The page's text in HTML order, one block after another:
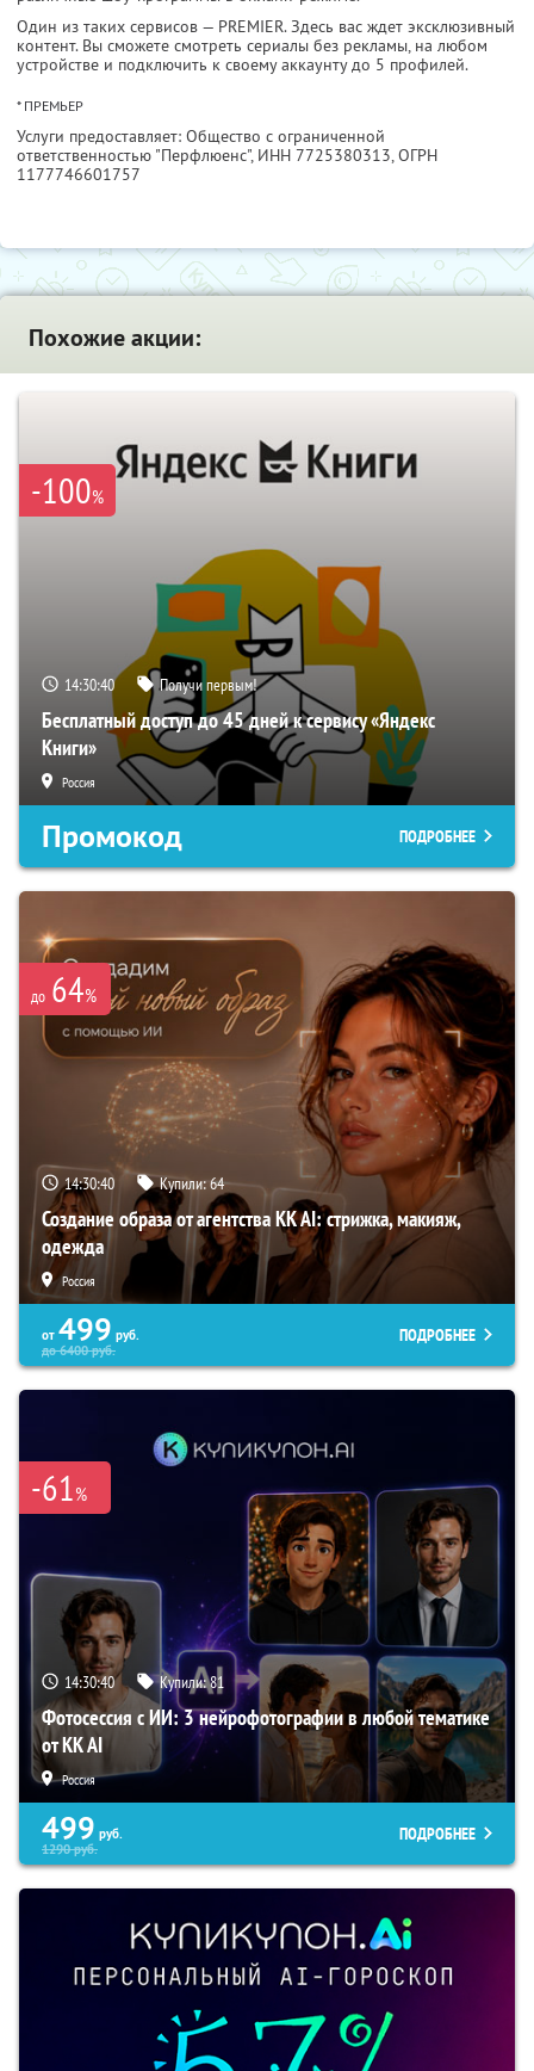
Один из таких сервисов — PREMIER. Здесь вас ждет эксклюзивный
контент. Вы сможете смотреть сериалы без рекламы, на любом
устройстве и подключить к своему аккаунту до 5 профилей.
* ПРЕМЬЕР
Услуги предоставляет: Общество с ограниченной
ответственностью "Перфлюенс", ИНН 7725380313, ОГРН
1177746601757
Похожие акции:
-100%
14:30:39 Получи первым!
Бесплатный доступ до 45 дней к сервису «Яндекс
Книги»
Россия
Промокод ПОДРОБНЕЕ
до 64%
14:30:39 Купили:64
Создание образа от агентства KK AI: стрижка, макияж,
одежда
Россия
от 499 руб.
до6400руб.
ПОДРОБНЕЕ
-61%
14:30:39 Купили:81
Фотосессия с ИИ: 3 нейрофотографии в любой тематике
от KK AI
Россия
499 руб.
1290руб.
ПОДРОБНЕЕ